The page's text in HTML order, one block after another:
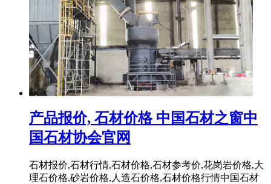
产品报价, 石材价格 中国石材之窗中
国石材协会官网
石材报价,石材行情,石材价格,石材参考价,花岗岩价格,大
理石价格,砂岩价格,人造石价格,石材价格行情中国石材